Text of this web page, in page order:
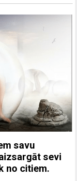
savu
sevi
no citiem.